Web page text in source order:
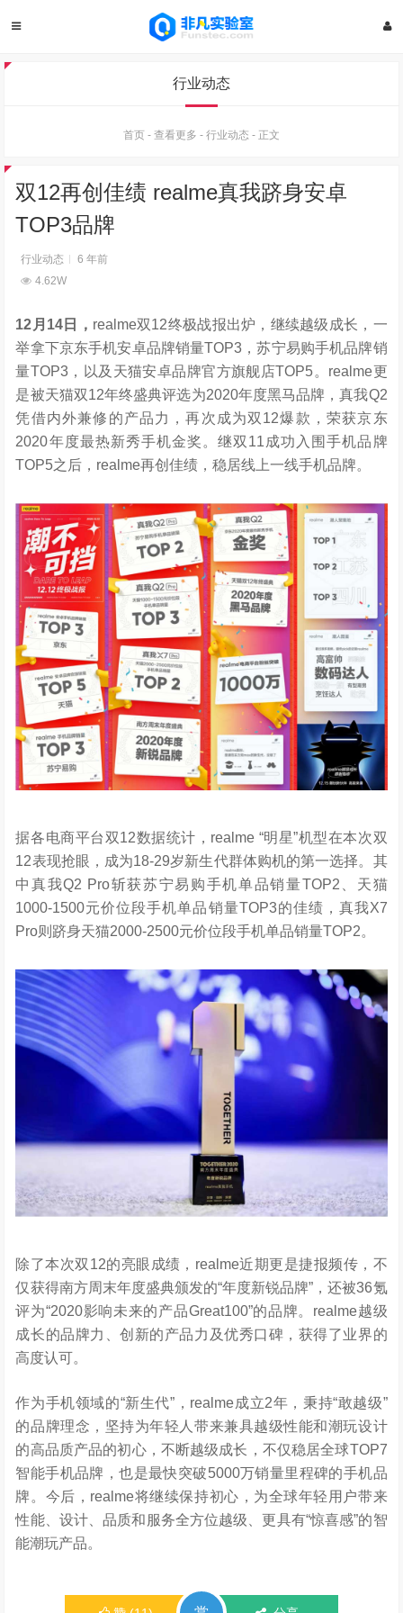
行业动态
首页 - 查看更多 - 行业动态 - 正文
双12再创佳绩 realme真我跻身安卓
TOP3品牌
行业动态
6 年前
4.62W
12 月 14 日， realme双12终极战报出炉，继续越级成长，一
举拿下京东手机安卓品牌销量TOP3，苏宁易购手机品牌销
量TOP3，以及天猫安卓品牌官方旗舰店TOP5。realme更
是被天猫双12年终盛典评选为2020年度黑马品牌，真我Q2
凭借内外兼修的产品力，再次成为双12爆款，荣获京东
2020年度最热新秀手机金奖。继双11成功入围手机品牌
TOP5之后，realme再创佳绩，稳居线上一线手机品牌。
据各电商平台双12数据统计，realme “明星”机型在本次双
12表现抢眼，成为18-29岁新生代群体购机的第一选择。其
中真我Q2 Pro斩获苏宁易购手机单品销量TOP2、天猫
1000-1500元价位段手机单品销量TOP3的佳绩，真我X7
Pro则跻身天猫2000-2500元价位段手机单品销量TOP2。
除了本次双12的亮眼成绩，realme近期更是捷报频传，不
仅获得南方周末年度盛典颁发的“年度新锐品牌”，还被36氪
评为“2020影响未来的产品Great100”的品牌。realme越级
成长的品牌力、创新的产品力及优秀口碑，获得了业界的
高度认可。
作为手机领域的“新生代”，realme成立2年，秉持“敢越级”
的品牌理念，坚持为年轻人带来兼具越级性能和潮玩设计
的高品质产品的初心，不断越级成长，不仅稳居全球TOP7
智能手机品牌，也是最快突破5000万销量里程碑的手机品
牌。今后，realme将继续保持初心，为全球年轻用户带来
性能、设计、品质和服务全方位越级、更具有“惊喜感”的智
能潮玩产品。